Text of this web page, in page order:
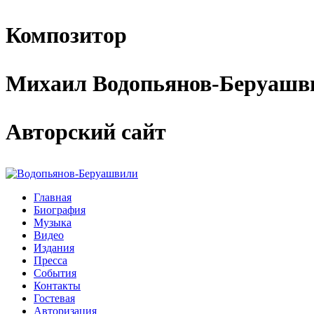
Композитор
Михаил Водопьянов-
Авторский сайт
Главная
Биография
Музыка
Видео
Издания
Пресса
События
Контакты
Гостевая
Авторизация